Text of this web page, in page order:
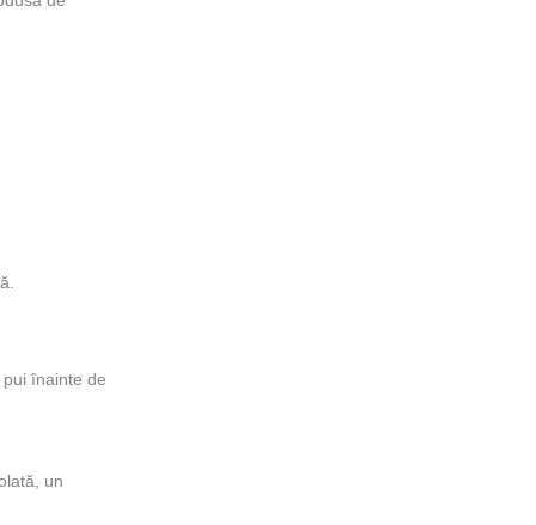
înainte de
un